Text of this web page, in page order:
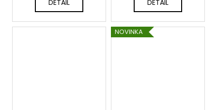
DETAIL DETAIL
NOVINKA